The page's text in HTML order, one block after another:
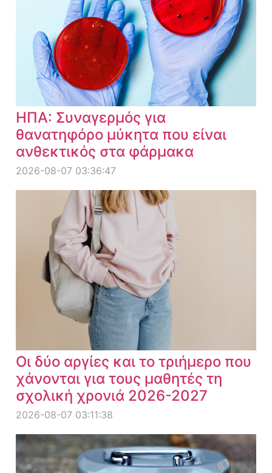
ΗΠΑ: Συναγερμός για
θανατηφόρο μύκητα που είναι
ανθεκτικός στα φάρμακα
2026-08-07 03:36:47
Οι δύο αργίες και το τριήμερο που
χάνονται για τους μαθητές τη
σχολική χρονιά 2026-2027
2026-08-07 03:11:38